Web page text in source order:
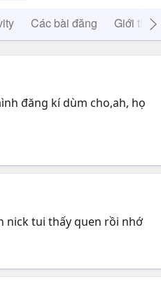
Các bài đăng Giới thiệu
đăng kí dùm cho,ah, họ
nick tui thấy quen rồi nhớ